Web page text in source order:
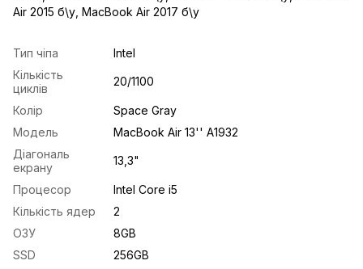
Air 2015 б\у MacBook Air 2017 б\у
Тип чіпа
Intel
Кількість
циклів
20/1100
Колір
Space Gray
Модель
MacBook Air 13'' A1932
Діагональ
екрану
13,3"
Процесор
Intel Core i5
Кількість ядер
2
ОЗУ
8GB
SSD
256GB